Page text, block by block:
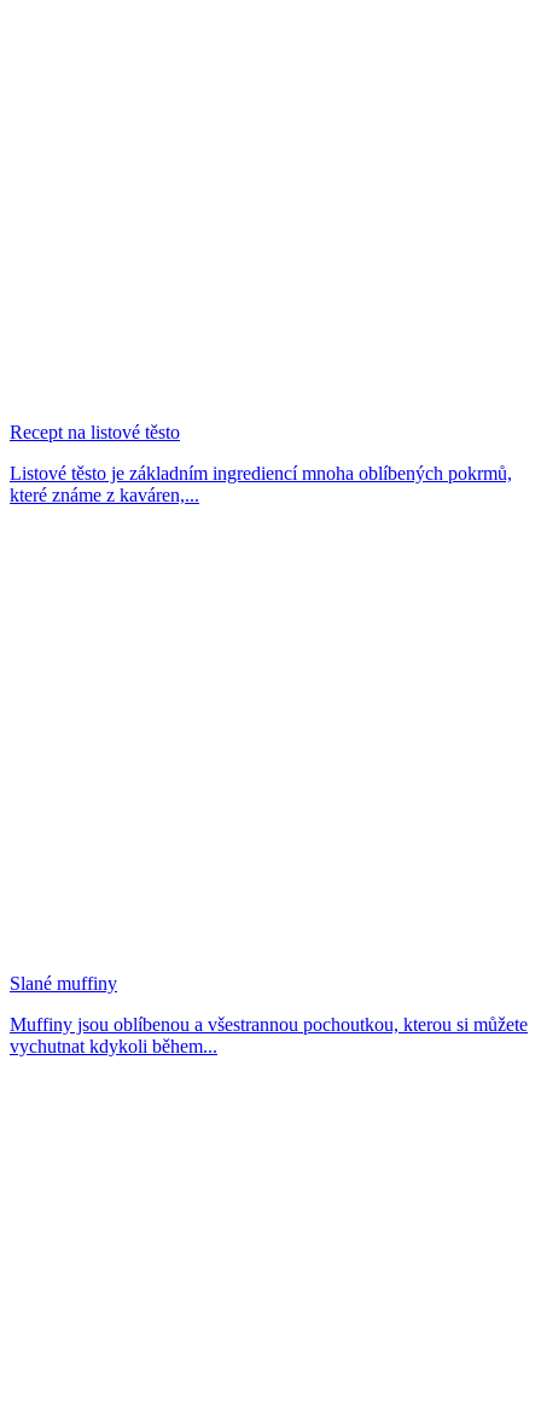
Recept na listové těsto
Listové těsto je základním ingrediencí mnoha oblíbených pokrmů,
které známe z kaváren,...
Slané muffiny
Muffiny jsou oblíbenou a všestrannou pochoutkou, kterou si můžete
vychutnat kdykoli během...